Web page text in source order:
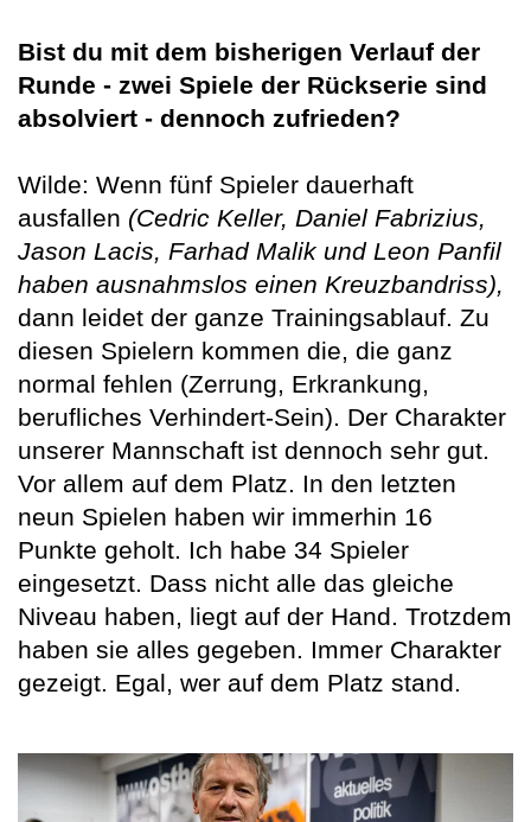
Bist du mit dem bisherigen Verlauf der
Runde - zwei Spiele der Rückserie sind
absolviert - dennoch zufrieden?
Wilde: Wenn fünf Spieler dauerhaft
ausfallen (Cedric Keller, Daniel Fabrizius,
Jason Lacis, Farhad Malik und Leon Panfil
haben ausnahmslos einen Kreuzbandriss),
dann leidet der ganze Trainingsablauf. Zu
diesen Spielern kommen die, die ganz
normal fehlen (Zerrung, Erkrankung,
berufliches Verhindert-Sein). Der Charakter
unserer Mannschaft ist dennoch sehr gut.
Vor allem auf dem Platz. In den letzten
neun Spielen haben wir immerhin 16
Punkte geholt. Ich habe 34 Spieler
eingesetzt. Dass nicht alle das gleiche
Niveau haben, liegt auf der Hand. Trotzdem
haben sie alles gegeben. Immer Charakter
gezeigt. Egal, wer auf dem Platz stand.